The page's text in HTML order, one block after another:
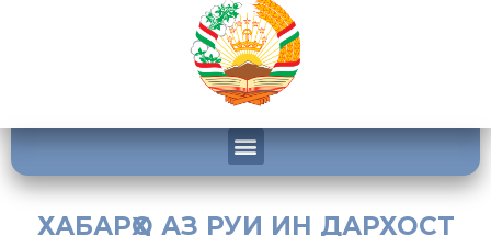
ХАБАРҲО АЗ РУИ ИН ДАРХОСТ